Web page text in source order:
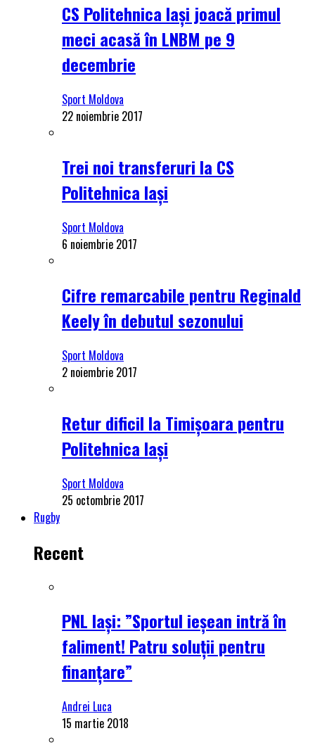
CS Politehnica Iași joacă primul
meci acasă în LNBM pe 9
decembrie
Sport Moldova
22 noiembrie 2017
Trei noi transferuri la CS
Politehnica Iași
Sport Moldova
6 noiembrie 2017
Cifre remarcabile pentru Reginald
Keely în debutul sezonului
Sport Moldova
2 noiembrie 2017
Retur dificil la Timișoara pentru
Politehnica Iași
Sport Moldova
25 octombrie 2017
Rugby
Recent
PNL Iași: ”Sportul ieșean intră în
faliment! Patru soluții pentru
finanțare”
Andrei Luca
15 martie 2018